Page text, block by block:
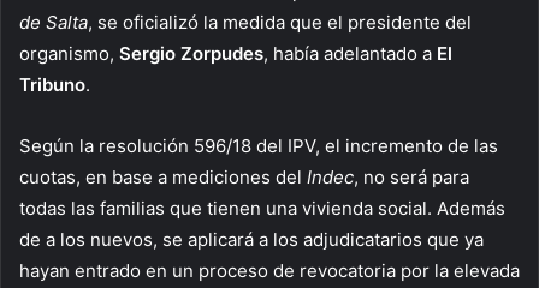
de Salta, se oficializó la medida que el presidente del
organismo, Sergio Zorpudes, había adelantado a El
Tribuno.
Según la resolución 596/18 del IPV, el incremento de las
cuotas, en base a mediciones del Indec, no será para
todas las familias que tienen una vivienda social. Además
de a los nuevos, se aplicará a los adjudicatarios que ya
hayan entrado en un proceso de revocatoria por la elevada